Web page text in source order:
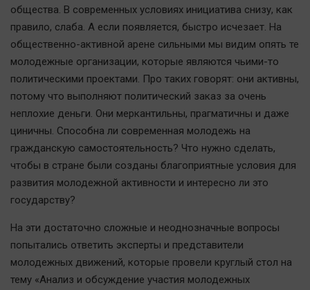
Афиша
Блогеркуль
Быстрый медиазавод
Вирус чтения
Вкусное
ЖКХ
Интервью
Качество жизни
Конкурс
Народная журналистика
Наука
общества. В современных условиях инициатива снизу, как
правило, слаба. А если появляется, быстро исчезает. На
общественно-активной арене сильными мы видим опять те
молодежные организации, которые являются чьими-то
политическими проектами. Про таких говорят: они активны,
потому что выполняют политический заказ за очень
неплохие деньги. Они меркантильны, прагматичны и даже
циничны. Способна ли современная молодежь на
гражданскую самостоятельность? Что нужно сделать,
чтобы в стране были созданы благоприятные условия для
развития молодежной активности и интересно ли это
государству?
На эти достаточно сложные и неоднозначные вопросы
попытались ответить эксперты и представители
молодежных движений, которые провели круглый стол на
тему «Анализ и обсуждение участия молодежных